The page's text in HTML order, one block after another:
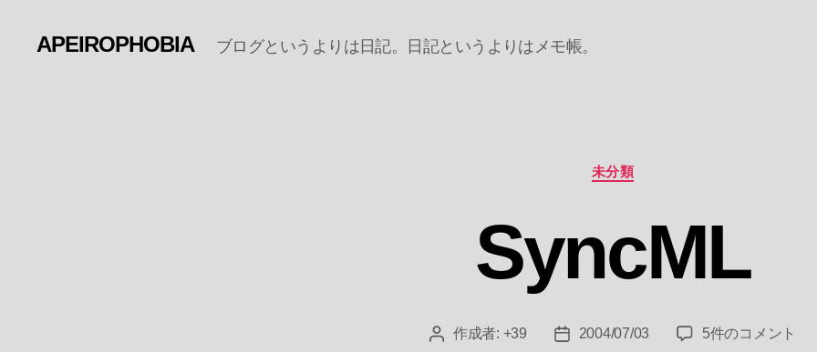
APEIROPHOBIA ブログというよりは日記。日記というよりはメモ帳。
カ
テ
ー
未分類
SyncML
投 作成者: +39
投
2004/07/03
SyncML
5件のコメント